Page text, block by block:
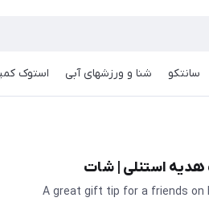
سانتکو شنا و ورزشهای آبی استوک
استنلی | شات
A great gift tip for a friends on